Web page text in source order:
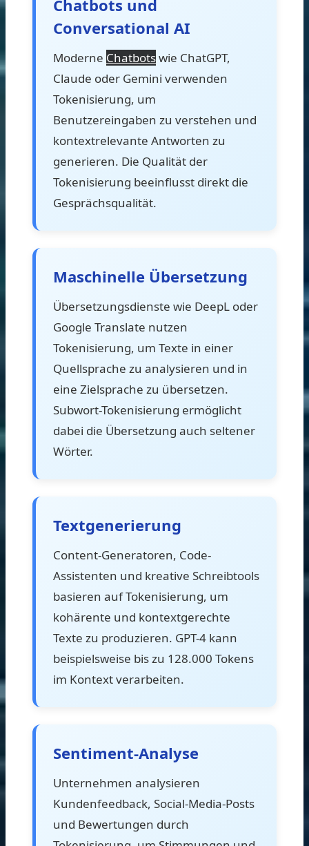
Chatbots und
Conversational AI
Moderne Chatbotswie ChatGPT,
Claude oder Gemini verwenden
Tokenisierung, um
Benutzereingaben zu verstehen und
kontextrelevante Antworten zu
generieren. Die Qualität der
Tokenisierung beeinflusst direkt die
Gesprächsqualität.
Maschinelle Übersetzung
Übersetzungsdienste wie DeepL oder
Google Translate nutzen
Tokenisierung, um Texte in einer
Quellsprache zu analysieren und in
eine Zielsprache zu übersetzen.
Subwort-Tokenisierung ermöglicht
dabei die Übersetzung auch seltener
Wörter.
Textgenerierung
Content-Generatoren, Code-
Assistenten und kreative Schreibtools
basieren auf Tokenisierung, um
kohärente und kontextgerechte
Texte zu produzieren. GPT-4 kann
beispielsweise bis zu 128.000 Tokens
im Kontext verarbeiten.
Sentiment-Analyse
Unternehmen analysieren
Kundenfeedback, Social-Media-Posts
und Bewertungen durch